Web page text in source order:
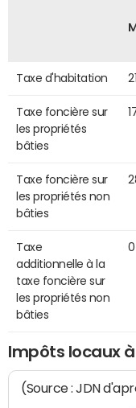
Taxe d'habitation
Taxe foncière sur
les propriétés
bâties
Taxe foncière sur
les propriétés non
bâties
Taxe
additionnelle à la
taxe foncière sur
les propriétés non
bâties
Impôts locaux
(Source : JDN